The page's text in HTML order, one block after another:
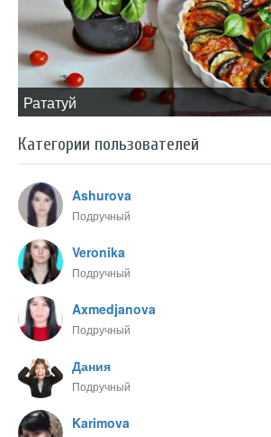
​Рататуй
Категории пользователей
Ashurova
Подручный
Veronika
Подручный
Axmedjanova
Подручный
Дания
Подручный
Karimova